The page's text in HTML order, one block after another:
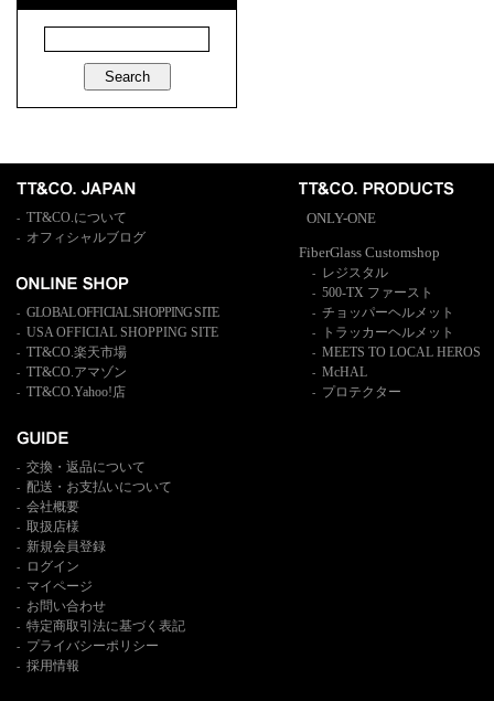
v
- TT&CO.について
- オフィシャルブログ
- GLOBAL OFFICIAL SHOPPING SITE
- USA OFFICIAL SHOPPING SITE
- TT&CO.楽天市場
- TT&CO.アマゾン
- TT&CO.Yahoo!店
- 交換・返品について
- 配送・お支払いについて
- 会社概要
- 取扱店様
- 新規会員登録
- ログイン
- マイページ
- お問い合わせ
- 特定商取引法に基づく表記
- プライバシーポリシー
- 採用情報
ONLY-ONE
FiberGlass Customshop
- レジスタル
- 500-TX ファースト
- チョッパーヘルメット
- トラッカーヘルメット
- MEETS TO LOCAL HEROS
- McHAL
- プロテクター